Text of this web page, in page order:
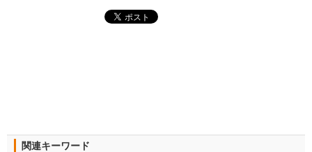
関連キーワード